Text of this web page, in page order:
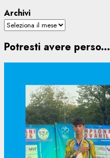
Archivi
Potresti avere perso...